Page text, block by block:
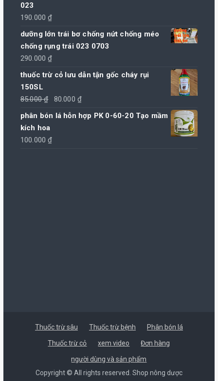
023
190.000₫
dưỡng lớn trái bơ chống nứt chống méo
chống rụng trái 023 0703
290.000₫
thuốc trừ cỏ lưu dẫn tận gốc cháy rụi
150SL
85.000₫
Giá
85.000 ₫.
80.000 ₫
phân bón lá hỗn hợp PK 0-60-20 Tạo mầm
kích hoa
100.000₫
Thuốc trừ sâu Thuốc trừ bệnh Phân bón lá
Thuốc trừ cỏ xem video Đơn hàng
người dùng và sản phẩm
Copyright © All rights reserved. Shop nông dược